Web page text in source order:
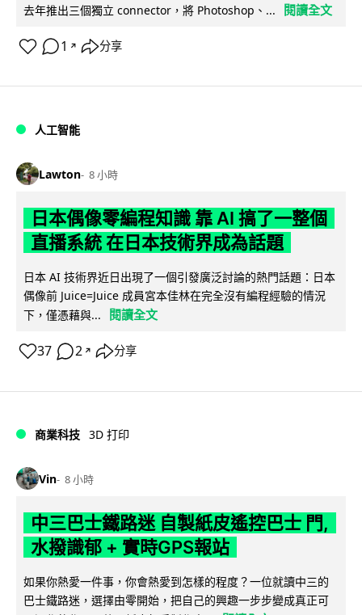
去年推出三個獨立 connector，將 Photoshop、...
閱讀全文
1 ↗ 分享
人工智能
Lawton 8 小時
日本偶像零編程知識 靠 AI 搞了一整個
直播系統 在日本技術界成為話題
日本 AI 技術界近日出現了一個引發廣泛討論的熱門話題：日本
偶像前 Juice=Juice 成員宮本佳林在完全沒有編程經驗的情況
下，僅憑藉與...
閱讀全文
37 2 ↗ 分享
商業科技 3D 打印
Vin 8 小時
中三巴士鐵路迷 自製紙皮遙控巴士 門,
水撥識郁 + 實時GPS報站
如果你熱愛一件事，你會熱愛到怎樣的程度？一位就讀中三的
巴士鐵路迷，選擇由零開始，把自己的興趣一步步變成真正可